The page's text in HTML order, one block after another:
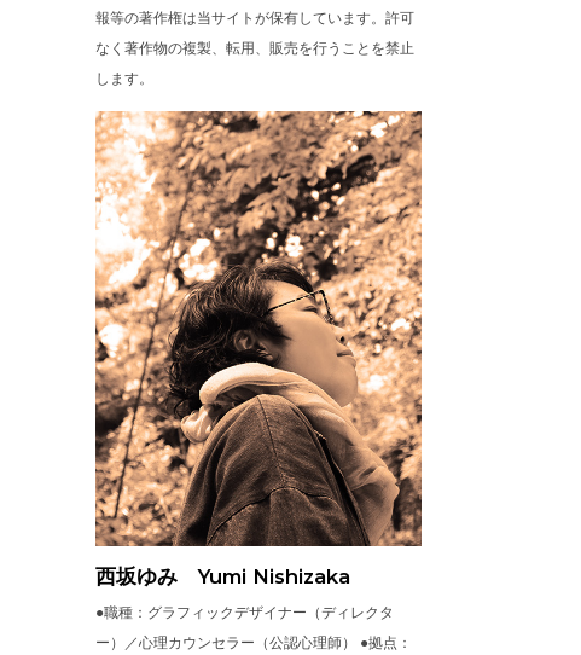
報等の著作権は当サイトが保有しています。許可
なく著作物の複製、転用、販売を行うことを禁止
します。
西坂ゆみ Yumi Nishizaka
●職種：グラフィックデザイナー（ディレクタ
ー）／心理カウンセラー（公認心理師） ●拠点：